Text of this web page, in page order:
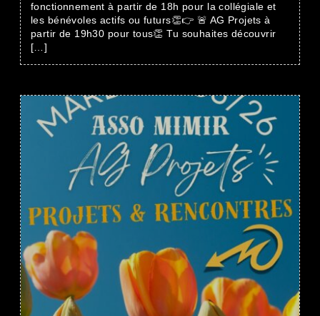
fonctionnement à partir de 18h pour la collégiale et
les bénévoles actifs ou futurs👏👉 🚨 AG Projets à
partir de 19h30 pour tous👏 Tu souhaites découvrir
[…]